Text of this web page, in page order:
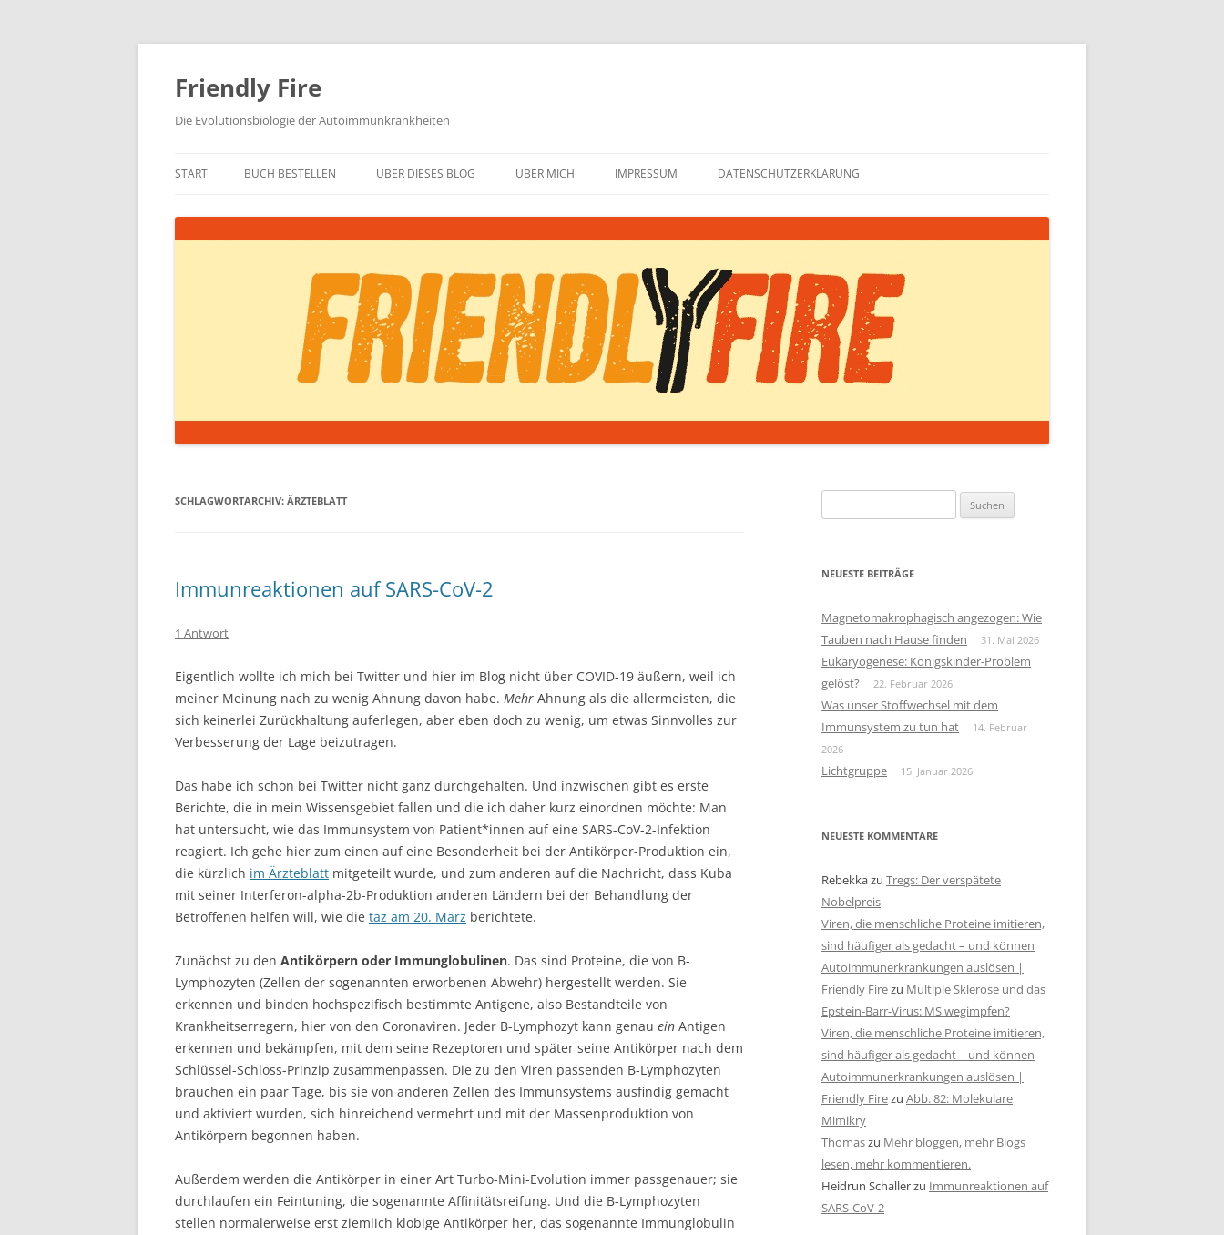
Zum
springen
Friendly Fire
Die Evolutionsbiologie der Autoimmunkrankheiten
START BUCH BESTELLEN ÜBER DIESES BLOG ÜBER MICH IMPRESSUM DATENSCHUTZERKLÄRUNG
SCHLAGWORTARCHIV: ÄRZTEBLATT
Immunreaktionen auf SARS-CoV-2
1 Antwort
Eigentlich wollte ich mich bei Twitter und hier im Blog nicht über COVID-19 äußern, weil ich
meiner Meinung nach zu wenig Ahnung davon habe. Mehr Ahnung als die allermeisten, die
sich keinerlei Zurückhaltung auferlegen, aber eben doch zu wenig, um etwas Sinnvolles zur
Verbesserung der Lage beizutragen.
Das habe ich schon bei Twitter nicht ganz durchgehalten. Und inzwischen gibt es erste
Berichte, die in mein Wissensgebiet fallen und die ich daher kurz einordnen möchte: Man
hat untersucht, wie das Immunsystem von Patient*innen auf eine SARS-CoV-2-Infektion
reagiert. Ich gehe hier zum einen auf eine Besonderheit bei der Antikörper-Produktion ein,
die kürzlich im Ärzteblatt mitgeteilt wurde, und zum anderen auf die Nachricht, dass Kuba
mit seiner Interferon-alpha-2b-Produktion anderen Ländern bei der Behandlung der
Betroffenen helfen will, wie die taz am 20. März berichtete.
Zunächst zu den Antikörpern oder Immunglobulinen. Das sind Proteine, die von B-
Lymphozyten (Zellen der sogenannten erworbenen Abwehr) hergestellt werden. Sie
erkennen und binden hochspezifisch bestimmte Antigene, also Bestandteile von
Krankheitserregern, hier von den Coronaviren. Jeder B-Lymphozyt kann genau ein Antigen
erkennen und bekämpfen, mit dem seine Rezeptoren und später seine Antikörper nach dem
Schlüssel-Schloss-Prinzip zusammenpassen. Die zu den Viren passenden B-Lymphozyten
brauchen ein paar Tage, bis sie von anderen Zellen des Immunsystems ausfindig gemacht
und aktiviert wurden, sich hinreichend vermehrt und mit der Massenproduktion von
Antikörpern begonnen haben.
Außerdem werden die Antikörper in einer Art Turbo-Mini-Evolution immer passgenauer; sie
durchlaufen ein Feintuning, die sogenannte Affinitätsreifung. Und die B-Lymphozyten
stellen normalerweise erst ziemlich klobige Antikörper her, das sogenannte Immunglobulin
nach:
NEUESTE BEITRÄGE
Magnetomakrophagisch angezogen: Wie
Tauben nach Hause finden
31. Mai 2026
Eukaryogenese: Königskinder-Problem
gelöst?
22. Februar 2026
Was unser Stoffwechsel mit dem
Immunsystem zu tun hat
14. Februar
2026
Lichtgruppe 15. Januar 2026
NEUESTE KOMMENTARE
Rebekkazu Tregs: Der verspätete
Nobelpreis
Viren, die menschliche Proteine imitieren,
sind häufiger als gedacht – und können
Autoimmunerkrankungen auslösen |
Friendly Firezu Multiple Sklerose und das
Epstein-Barr-Virus: MS wegimpfen?
Viren, die menschliche Proteine imitieren,
sind häufiger als gedacht – und können
Autoimmunerkrankungen auslösen |
Friendly Firezu Abb. 82: Molekulare
Mimikry
Thomaszu Mehr bloggen, mehr Blogs
lesen, mehr kommentieren.
Heidrun Schallerzu Immunreaktionen auf
SARS-CoV-2